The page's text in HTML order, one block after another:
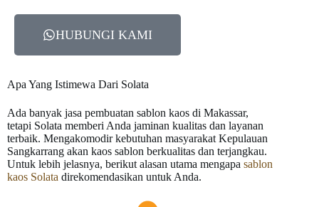
HUBUNGI KAMI
Apa Yang Istimewa Dari Solata
Ada banyak jasa pembuatan sablon kaos di Makassar,
tetapi Solata memberi Anda jaminan kualitas dan layanan
terbaik. Mengakomodir kebutuhan masyarakat Kepulauan
Sangkarrang akan kaos sablon berkualitas dan terjangkau.
Untuk lebih jelasnya, berikut alasan utama mengapa sablon
kaos Solata direkomendasikan untuk Anda.